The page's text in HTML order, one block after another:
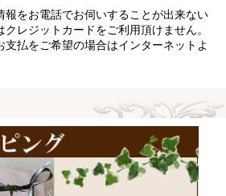
をお電話でお伺いすることが出来ない
レジットカードをご利用頂けません。
支払をご希望の場合はインターネットよ